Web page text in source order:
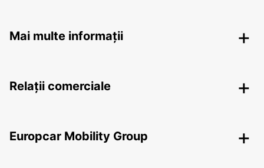
Mai multe informații
Relații comerciale
Europcar Mobility Group